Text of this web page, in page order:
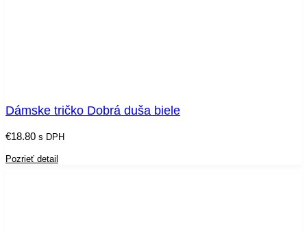
Dámske tričko Dobrá duša biele
€18.80 s DPH
Pozrieť detail